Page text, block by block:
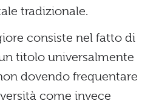
tradizionale.
consiste nel fatto di
titolo universalmente
dovendo frequentare
come invece